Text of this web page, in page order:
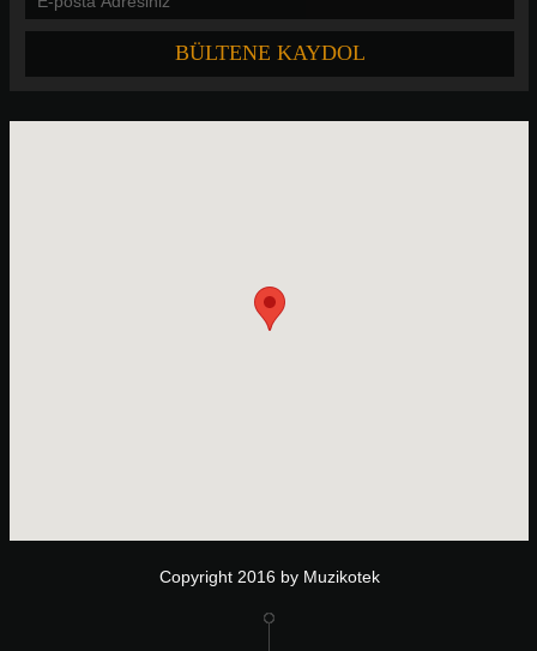
Copyright 2016 by Muzikotek